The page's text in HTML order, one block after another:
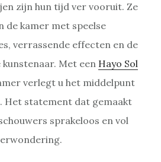
zijn hun tijd ver vooruit. Ze
de kamer met speelse
verrassende effecten en de
Met een Hayo Sol
verlegt u het middelpunt
Het statement dat gemaakt
sprakeloos en vol